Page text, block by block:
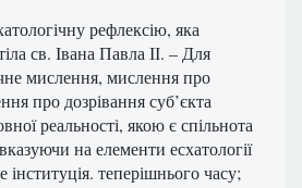
рефлексію, яка
св. Івана Павла ІІ. – Для
мислення, мислення про
про дозрівання суб’єкта
реальності, якою є спільнота
на елементи есхатології
теперішнього часу;